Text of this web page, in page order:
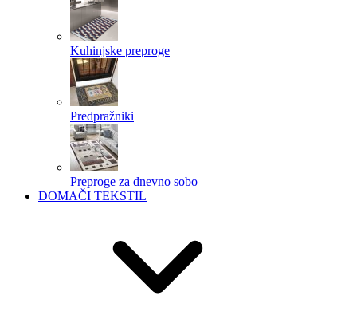
Kuhinjske preproge
Predpražniki
Preproge za dnevno sobo
DOMAČI TEKSTIL